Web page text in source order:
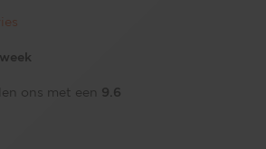
te maken. Elegante
aan in moderne
fijngeweven
de Hiroo stoel. De gladde
stof beloven
aanraking, waardoor
ons met een 9.6